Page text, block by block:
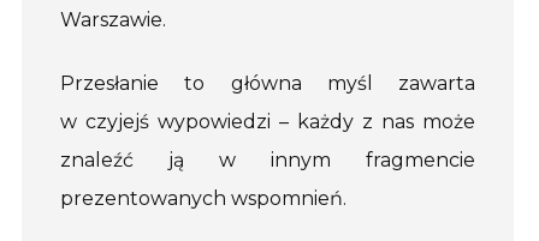
Warszawie.
Przesłanie to główna myśl zawarta
w czyjejś wypowiedzi – każdy z nas może
znaleźć ją w innym fragmencie
prezentowanych wspomnień.